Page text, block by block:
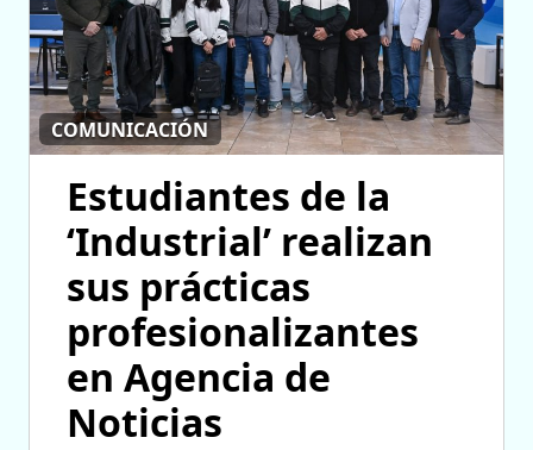
COMUNICACIÓN
Estudiantes de la
‘Industrial’ realizan
sus prácticas
profesionalizantes
en Agencia de
Noticias